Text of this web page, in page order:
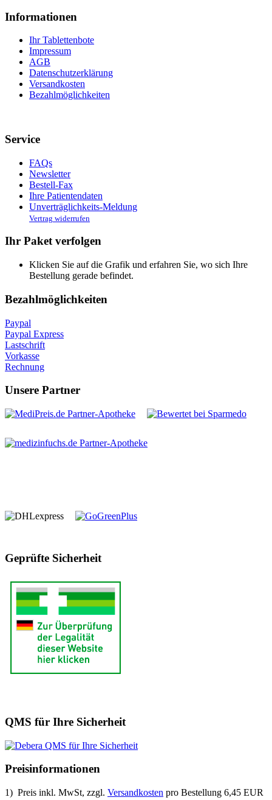
Informationen
Ihr Tablettenbote
Impressum
AGB
Datenschutzerklärung
Versandkosten
Bezahlmöglichkeiten
Service
FAQs
Newsletter
Bestell-Fax
Ihre Patientendaten
Unverträglichkeits-Meldung
Vertrag widerrufen
Ihr Paket verfolgen
Klicken Sie auf die Grafik und erfahren Sie, wo sich Ihre
Bestellung gerade befindet.
Bezahlmöglichkeiten
Paypal
Paypal Express
Lastschrift
Vorkasse
Rechnung
Unsere Partner
Geprüfte Sicherheit
QMS für Ihre Sicherheit
Preisinformationen
1) Preis inkl. MwSt, zzgl. Versandkosten pro Bestellung 6,45 EUR